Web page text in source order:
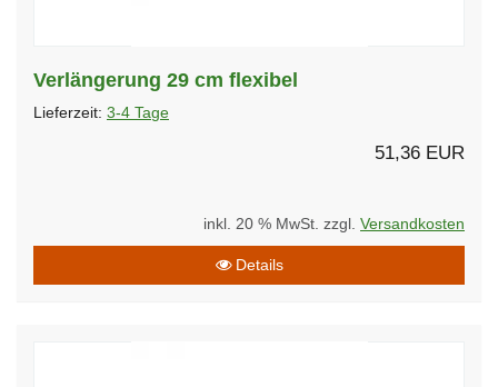
Verlängerung 29 cm flexibel
Lieferzeit: 3-4 Tage
51,36 EUR
inkl. 20 % MwSt. zzgl. Versandkosten
Details